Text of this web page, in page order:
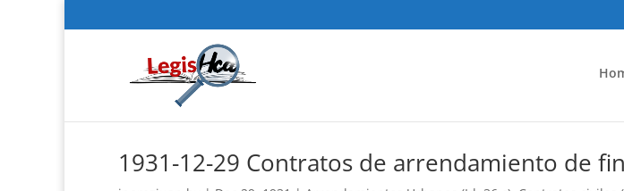
1931-12-29 Contratos de arrendamiento de